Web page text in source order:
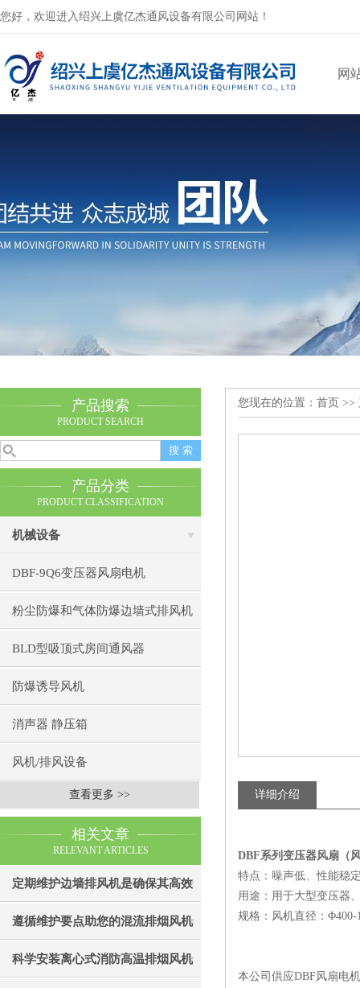
您好，欢迎进入绍兴上虞亿杰通风设备有限公司网站！
网
产品搜索
PRODUCT SEARCH
产品分类
PRODUCT CLASSIFICATION
机械设备
DBF-9Q6变压器风扇电机
粉尘防爆和气体防爆边墙式排风机
BLD型吸顶式房间通风器
防爆诱导风机
消声器 静压箱
风机/排风设备
查看更多 >>
相关文章
RELEVANT ARTICLES
定期维护边墙排风机是确保其高效
通风效果的关键
遵循维护要点助您的混流排烟风机
成为真正“风中卫士”
科学安装离心式消防高温排烟风机
您现在的位置： 首页 >>
详细介绍
DBF系列变压器风扇（
特点：噪声低、性能稳
用途：用于大型变压器
规格：风机直径：Φ400-
本公司供应DBF风扇电